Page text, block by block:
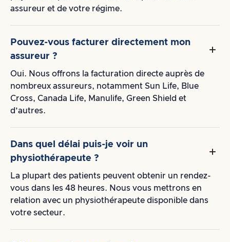
assureur et de votre régime.
Pouvez-vous facturer directement mon
assureur ?
Oui. Nous offrons la facturation directe auprès de
nombreux assureurs, notamment Sun Life, Blue
Cross, Canada Life, Manulife, Green Shield et
d’autres.
Dans quel délai puis-je voir un
physiothérapeute ?
La plupart des patients peuvent obtenir un rendez-
vous dans les 48 heures. Nous vous mettrons en
relation avec un physiothérapeute disponible dans
votre secteur.